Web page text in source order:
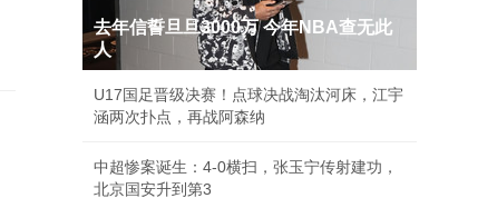
去年信誓旦旦3000万 今年NBA查无此
人
U17国足晋级决赛！点球决战淘汰河床，江宇
涵两次扑点，再战阿森纳
中超惨案诞生：4-0横扫，张玉宁传射建功，
北京国安升到第3